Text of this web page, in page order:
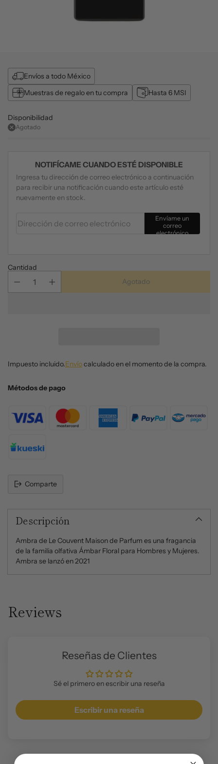
Envíos a todo México
Muestras de regalo en tu compra
Hasta 6 MSI
Disponibilidad
Agotado
NOTIFÍCAME CUANDO ESTÉ DISPONIBLE
Ingresa tu dirección de correo electrónico a continuación
para recibir una notificación cuando este artículo esté
nuevamente en stock.
Envíame un
correo
electrónico
Cantidad
Agotado
Impuesto incluido.Envíocalculado en el momento de la compra.
Métodos de pago
Comparte
un
producto
carrito
Descripción
Ambra de Le Couvent Maison de Parfum es una fragancia
de la familia olfativa Ámbar Floral para Hombres y Mujeres.
Ambra se lanzó en 2021
Reviews
Reseñas de Clientes
Sé el primero en escribir una reseña
Escribir una reseña